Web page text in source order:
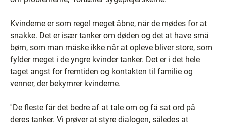
Kvinderne er som regel meget åbne, når de mødes for at
snakke. Det er især tanker om døden og det at have små
børn, som man måske ikke når at opleve bliver store, som
fylder meget i de yngre kvinder tanker. Det er i det hele
taget angst for fremtiden og kontakten til familie og
venner, der bekymrer kvinderne.
''De fleste får det bedre af at tale om og få sat ord på
deres tanker. Vi prøver at styre dialogen, således at